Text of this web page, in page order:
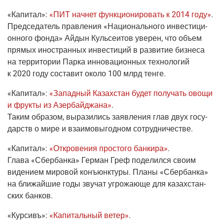
«Капи­тал»: «ПИТ нач­нет функ­ци­о­ни­ро­вать к 2014 году».
Пред­се­да­тель прав­ле­ния «Наци­о­наль­но­го инве­сти­ци­
он­но­го фон­да» Айдын Куль­се­и­тов уве­рен, что объ­ем
пря­мых ино­стран­ных инве­сти­ций в раз­ви­тие биз­не­са
на тер­ри­то­рии Пар­ка инно­ва­ци­он­ных тех­но­ло­гий
к 2020 году соста­вит око­ло 100 млрд тенге.
«Капи­тал»: «Запад­ный Казах­стан будет полу­чать ово­щи
и фрук­ты из Азер­бай­джа­на».
Таким обра­зом, выра­зи­лись заяв­ле­ния глав двух госу­
дарств о мире и вза­и­мо­вы­год­ном сотрудничестве.
«Капи­тал»: «Откро­ве­ния про­сто­го бан­ки­ра».
Гла­ва «Сбер­бан­ка» Гер­ман Греф поде­лил­ся сво­им
виде­ни­ем миро­вой конъ­юнк­ту­ры. Пла­ны «Сбер­бан­ка»
на бли­жай­шие годы зву­чат угро­жа­ю­ще для казах­стан­
ских банков.
«Кур­сивъ»: «Капи­таль­ный ветер».